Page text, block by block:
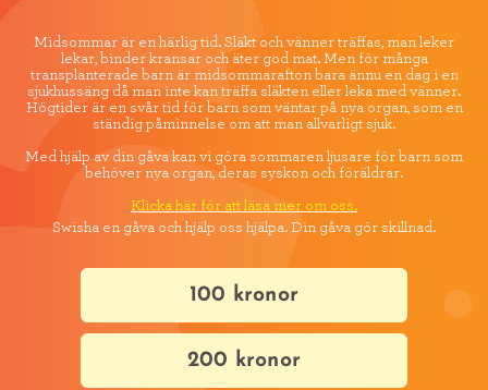
Midsommar är en härlig tid. Släkt och vänner träffas, man leker
lekar, binder kransar och äter god mat. Men för många
transplanterade barn är midsommarafton bara ännu en dag i en
sjukhussäng då man inte kan träffa släkten eller leka med vänner.
Högtider är en svår tid för barn som väntar på nya organ, som en
ständig påminnelse om att man allvarligt sjuk.
Med hjälp av din gåva kan vi göra sommaren ljusare för barn som
behöver nya organ, deras syskon och föräldrar.
Klicka här för att läsa mer om oss.
Swisha en gåva och hjälp oss hjälpa. Din gåva gör skillnad.
100 kronor
200 kronor